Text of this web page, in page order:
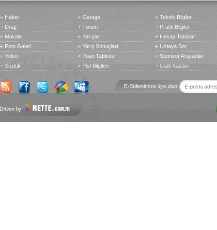
Haber Garage
Teknik Bilgiler
Drag
Forum
Pratik Bilgiler
Makale
Yarışlar
Hesap Tabloları
Foto Galeri
Yarış Sonuçları
Ustaya Sor
Video
Puan Tablosu
Sponsor Arayanlar
Sözlük
Pist Bilgileri Cadı Kazanı
E-Bültenimize üye olun